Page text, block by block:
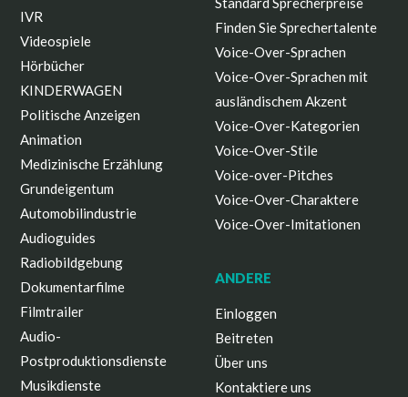
IVR
Videospiele
Hörbücher
KINDERWAGEN
Politische Anzeigen
Animation
Medizinische Erzählung
Grundeigentum
Automobilindustrie
Audioguides
Radiobildgebung
Dokumentarfilme
Filmtrailer
Audio-
Postproduktionsdienste
Musikdienste
Finden Sie Sprechertalente
Voice-Over-Sprachen
Voice-Over-Sprachen mit
ausländischem Akzent
Voice-Over-Kategorien
Voice-Over-Stile
Voice-over-Pitches
Voice-Over-Charaktere
Voice-Over-Imitationen
ANDERE
Einloggen
Beitreten
Über uns
Kontaktiere uns